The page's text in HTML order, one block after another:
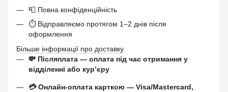
📮 Повна конфіденційність
⏱ Відправляємо протягом 1–2 днів після
оформлення
Більше інформації про доставку
💸 Післяплата — оплата під час отримання у
відділенні або курʼєру
💳 Онлайн-оплата карткою — Visa/Mastercard,